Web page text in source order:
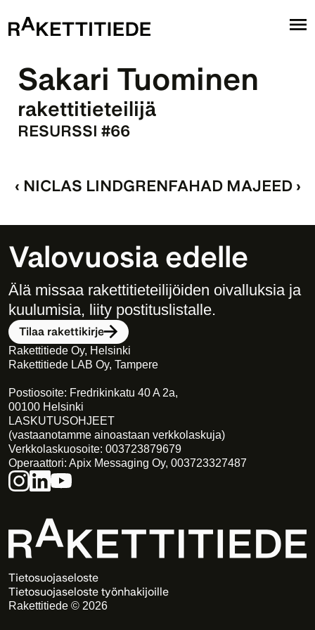
Sakari Tuominen
rakettitieteilijä
RESURSSI #66
‹ NICLAS LINDGRENFAHAD MAJEED ›
Valovuosia edelle
Älä missaa rakettitieteilijöiden oivalluksia ja
kuulumisia, liity postituslistalle.
Tilaa rakettikirje
Rakettitiede Oy, Helsinki
Rakettitiede LAB Oy, Tampere
Postiosoite: Fredrikinkatu 40 A 2a,
00100 Helsinki
LASKUTUSOHJEET
(vastaanotamme ainoastaan verkkolaskuja)
Verkkolaskuosoite: 003723879679
Operaattori: Apix Messaging Oy, 003723327487
Tietosuojaseloste
Tietosuojaseloste työnhakijoille
Rakettitiede © 2026